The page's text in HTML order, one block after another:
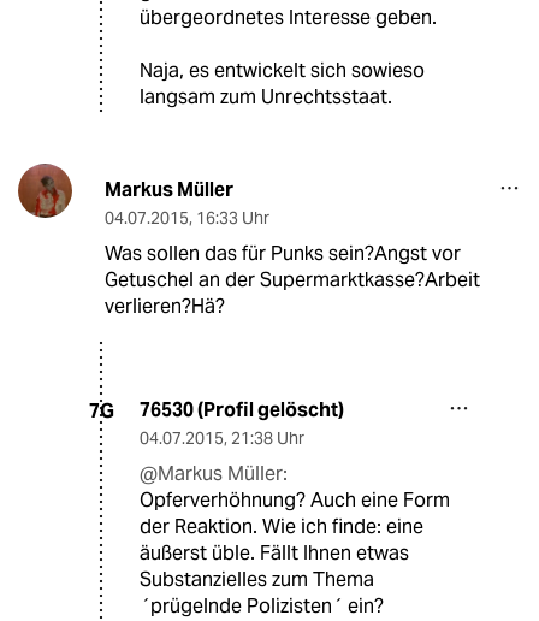
übergeordnetes Interesse geben.
Naja, es entwickelt sich sowieso
langsam zum Unrechtsstaat.
Markus Müller
04.07.2015, 16:33 Uhr
Was sollen das für Punks sein?Angst vor
Getuschel an der Supermarktkasse?Arbeit
verlieren?Hä?
7G 76530 (Profil gelöscht)
04.07.2015, 21:38 Uhr
@Markus Müller:
Opferverhöhnung? Auch eine Form
der Reaktion. Wie ich finde: eine
äußerst üble. Fällt Ihnen etwas
Substanzielles zum Thema
´prügelnde Polizisten´ ein?